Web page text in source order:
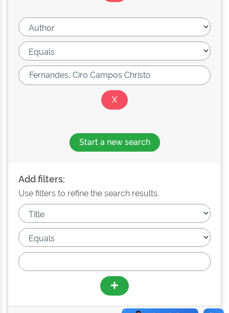
Start a new search
Add filters:
Use filters to refine the search results.